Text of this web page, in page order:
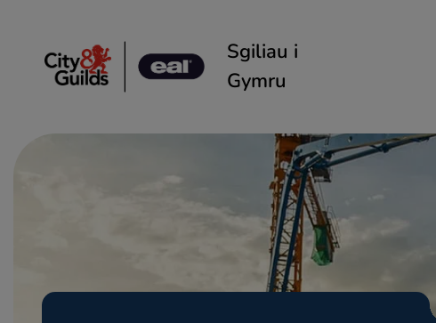
Sgiliau i
Gymru